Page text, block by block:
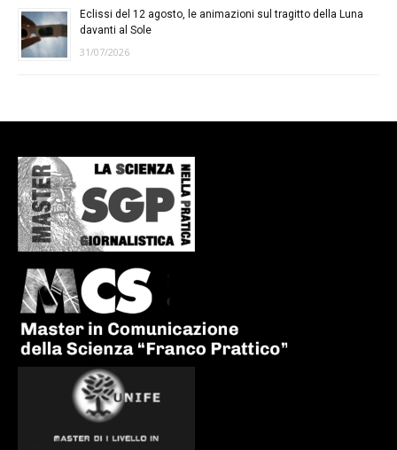
Eclissi del 12 agosto, le animazioni sul tragitto della Luna
davanti al Sole
31/07/2026